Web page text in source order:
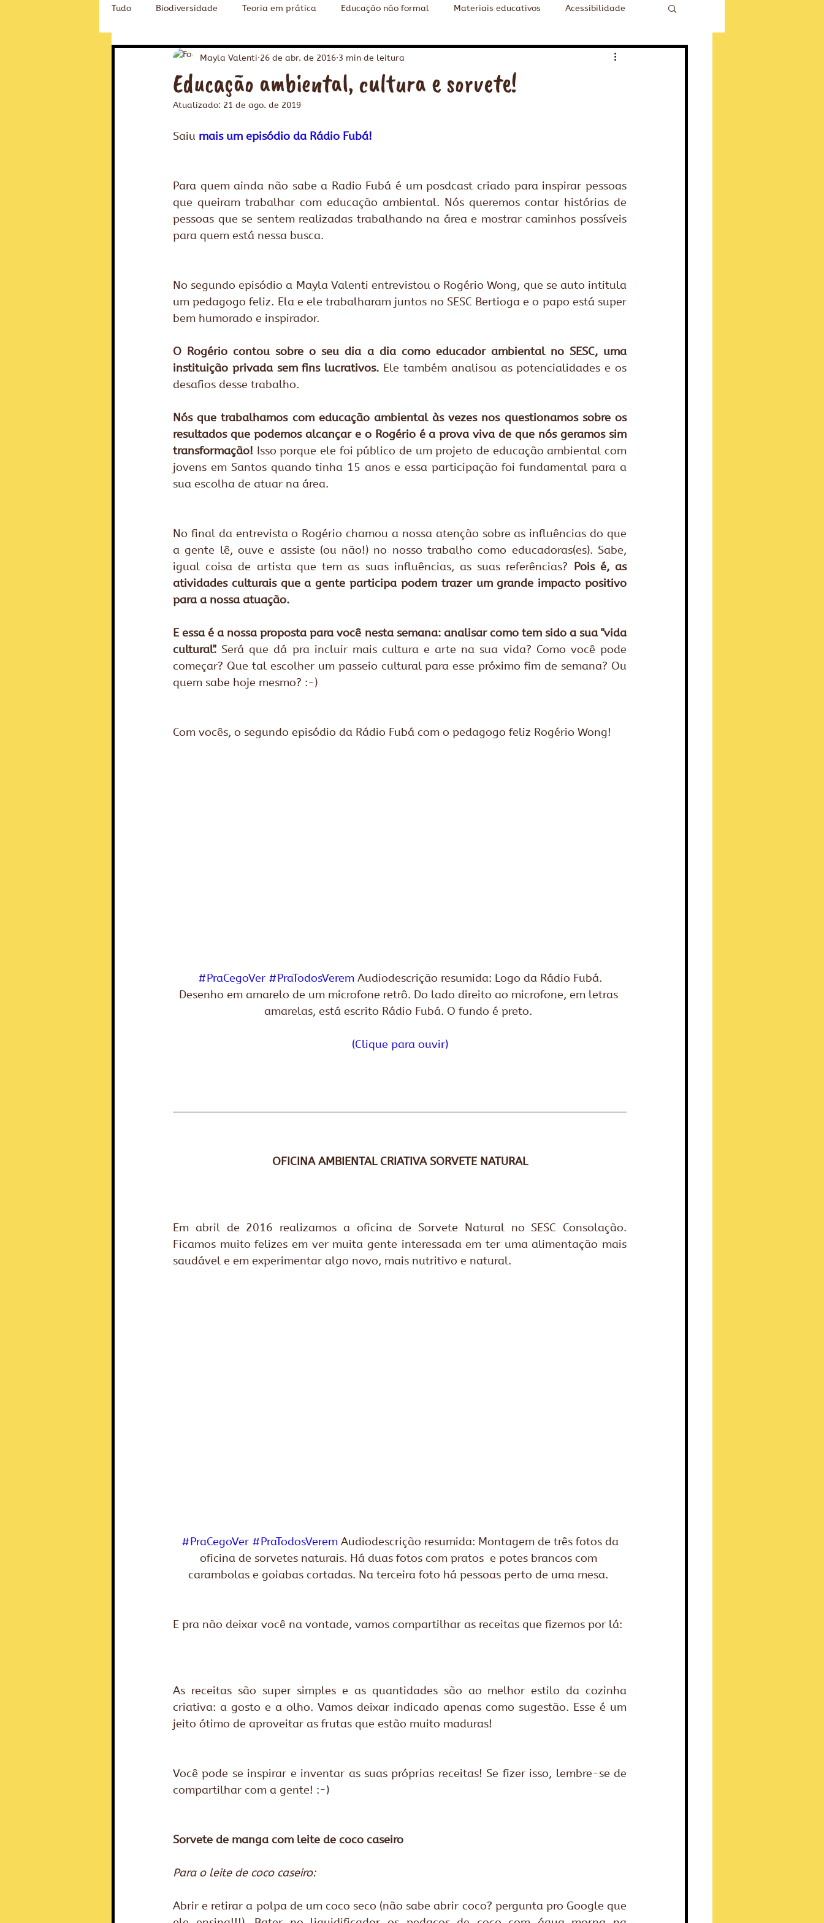
Tudo Biodiversidade Teoria em prática Educação não formal Materiais educativos Acessibilidade
Novidades na Fubá Educação ambiental Cidades Sustentáveis
Educação ambiental, cultura e sorvete!
Mayla Valenti 26 de abr. de 2016 3 min de leitura
Atualizado: 21 de ago. de 2019
Saiu mais um episódio da Rádio Fubá!
Para quem ainda não sabe a Radio Fubá é um posdcast criado para inspirar pessoas
que queiram trabalhar com educação ambiental. Nós queremos contar histórias de
pessoas que se sentem realizadas trabalhando na área e mostrar caminhos possíveis
para quem está nessa busca.
No segundo episódio a Mayla Valenti entrevistou o Rogério Wong, que se auto intitula
um pedagogo feliz. Ela e ele trabalharam juntos no SESC Bertioga e o papo está super
bem humorado e inspirador.
O Rogério contou sobre o seu dia a dia como educador ambiental no SESC, uma
instituição privada sem fins lucrativos. Ele também analisou as potencialidades e os
desafios desse trabalho.
Nós que trabalhamos com educação ambiental às vezes nos questionamos sobre os
resultados que podemos alcançar e o Rogério é a prova viva de que nós geramos sim
transformação! Isso porque ele foi público de um projeto de educação ambiental com
jovens em Santos quando tinha 15 anos e essa participação foi fundamental para a
sua escolha de atuar na área.
No final da entrevista o Rogério chamou a nossa atenção sobre as influências do que
a gente lê, ouve e assiste (ou não!) no nosso trabalho como educadoras(es). Sabe,
igual coisa de artista que tem as suas influências, as suas referências? Pois é, as
atividades culturais que a gente participa podem trazer um grande impacto positivo
para a nossa atuação.
E essa é a nossa proposta para você nesta semana: analisar como tem sido a sua "vida
cultural". Será que dá pra incluir mais cultura e arte na sua vida? Como você pode
começar? Que tal escolher um passeio cultural para esse próximo fim de semana? Ou
quem sabe hoje mesmo? :-)
Com vocês, o segundo episódio da Rádio Fubá com o pedagogo feliz Rogério Wong!
#PraCegoVer #PraTodosVerem Audiodescrição resumida: Logo da Rádio Fubá.
Desenho em amarelo de um microfone retrô. Do lado direito ao microfone, em letras
amarelas, está escrito Rádio Fubá. O fundo é preto.
(Clique para ouvir)
OFICINA AMBIENTAL CRIATIVA SORVETE NATURAL
Em abril de 2016 realizamos a oficina de Sorvete Natural no SESC Consolação.
Ficamos muito felizes em ver muita gente interessada em ter uma alimentação mais
saudável e em experimentar algo novo, mais nutritivo e natural.
#PraCegoVer #PraTodosVerem Audiodescrição resumida: Montagem de três fotos da
oficina de sorvetes naturais. Há duas fotos com pratos  e potes brancos com
carambolas e goiabas cortadas. Na terceira foto há pessoas perto de uma mesa.
E pra não deixar você na vontade, vamos compartilhar as receitas que fizemos por lá:
As receitas são super simples e as quantidades são ao melhor estilo da cozinha
criativa: a gosto e a olho. Vamos deixar indicado apenas como sugestão. Esse é um
jeito ótimo de aproveitar as frutas que estão muito maduras!
Você pode se inspirar e inventar as suas próprias receitas! Se fizer isso, lembre-se de
compartilhar com a gente! :-)
Sorvete de manga com leite de coco caseiro
Para o leite de coco caseiro:
Abrir e retirar a polpa de um coco seco (não sabe abrir coco? pergunta pro Google que